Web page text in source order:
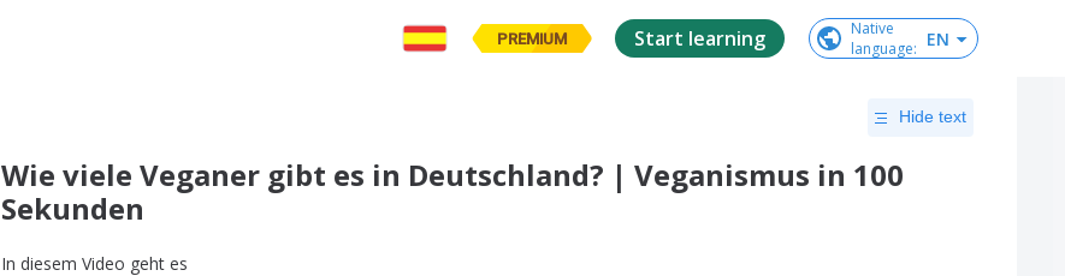
PREMIUM Start learning
Native
language: EN
Hide text
Wie viele Veganer gibt es in Deutschland? | Veganismus in 100
Sekunden
In diesem Video geht es